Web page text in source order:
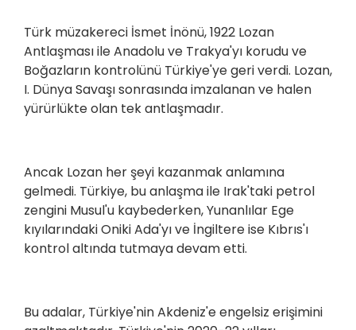
Türk müzakereci İsmet İnönü, 1922 Lozan
Antlaşması ile Anadolu ve Trakya'yı korudu ve
Boğazların kontrolünü Türkiye'ye geri verdi. Lozan,
I. Dünya Savaşı sonrasında imzalanan ve halen
yürürlükte olan tek antlaşmadır.
Ancak Lozan her şeyi kazanmak anlamına
gelmedi. Türkiye, bu anlaşma ile Irak'taki petrol
zengini Musul'u kaybederken, Yunanlılar Ege
kıyılarındaki Oniki Ada'yı ve İngiltere ise Kıbrıs'ı
kontrol altında tutmaya devam etti.
Bu adalar, Türkiye'nin Akdeniz'e engelsiz erişimini